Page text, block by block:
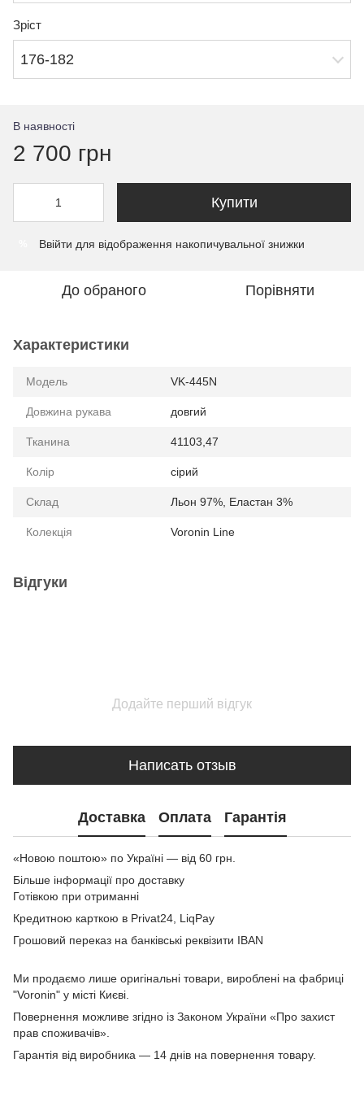
Зріст
176-182
В наявності
2 700 грн
Купити
Ввійти для відображення накопичувальної знижки
До обраного Порівняти
Характеристики
Модель VK-445N
Довжина рукава довгий
Тканина 41103,47
Колір сiрий
Склад Льон 97%, Еластан 3%
Колекція Voronin Line
Відгуки
Додайте перший відгук
Написать отзыв
Доставка Оплата Гарантія
«Новою поштою» по Україні — від 60 грн.
Більше інформації про доставку
Готівкою при отриманні
Кредитною карткою в Privat24, LiqPay
Грошовий переказ на банківські реквізити IBAN
Ми продаємо лише оригінальні товари, вироблені на фабриці
"Voronin" у місті Києві.
Повернення можливе згідно із Законом України «Про захист
прав споживачів».
Гарантія від виробника — 14 днів на повернення товару.